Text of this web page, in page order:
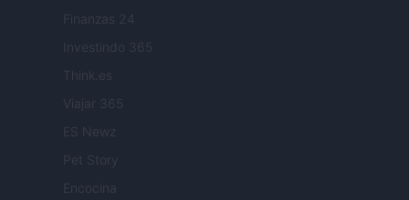
Finanzas 24
Investindo 365
Think.es
Viajar 365
ES Newz
Pet Story
Encocina